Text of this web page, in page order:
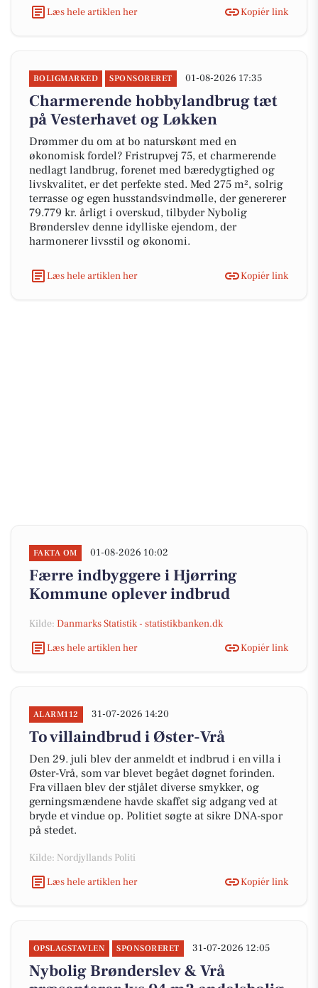
Læs hele artiklen her
Kopiér link
BOLIGMARKED SPONSORERET 01-08-2026 17:35
Charmerende hobbylandbrug tæt
på Vesterhavet og Løkken
Drømmer du om at bo naturskønt med en
økonomisk fordel? Fristrupvej 75, et charmerende
nedlagt landbrug, forenet med bæredygtighed og
livskvalitet, er det perfekte sted. Med 275 m², solrig
terrasse og egen husstandsvindmølle, der genererer
79.779 kr. årligt i overskud, tilbyder Nybolig
Brønderslev denne idylliske ejendom, der
harmonerer livsstil og økonomi.
Læs hele artiklen her Kopiér link
FAKTA OM 01-08-2026 10:02
Færre indbyggere i Hjørring
Kommune oplever indbrud
Kilde: Danmarks Statistik - statistikbanken.dk
Læs hele artiklen her
Kopiér link
ALARM112 31-07-2026 14:20
To villaindbrud i Øster-Vrå
Den 29. juli blev der anmeldt et indbrud i en villa i
Øster-Vrå, som var blevet begået døgnet forinden.
Fra villaen blev der stjålet diverse smykker, og
gerningsmændene havde skaffet sig adgang ved at
bryde et vindue op. Politiet søgte at sikre DNA-spor
på stedet.
Kilde: Nordjyllands Politi
Læs hele artiklen her
Kopiér link
OPSLAGSTAVLEN SPONSORERET 31-07-2026 12:05
Nybolig Brønderslev & Vrå